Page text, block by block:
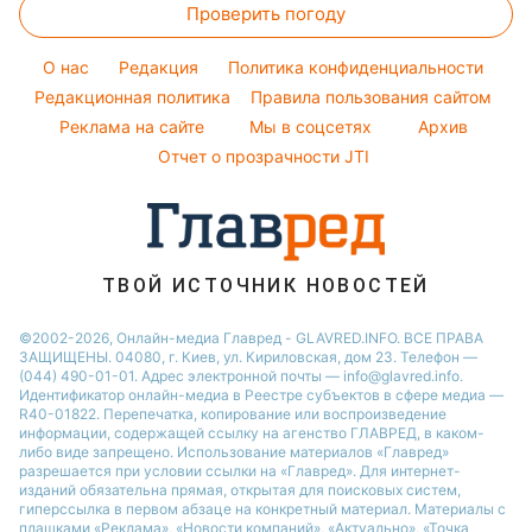
Новости Черкассы
София Ротару
Ольга Сумская
Филипп Киркоров
Праздничное меню
Все о шоу-бизнесе
Погода на завтра
Пылевая буря
Стирка
Авто
Комнатные растения
Проверить погоду
O нас Редакция
Политика конфиденциальности
Редакционная политика
Правила пользования сайтом
Реклама на сайте
Мы в соцсетях
Архив
Отчет о прозрачности JTI
ТВОЙ ИСТОЧНИК НОВОСТЕЙ
©2002-2026, Онлайн-медиа Главред - GLAVRED.INFO. ВСЕ ПРАВА
ЗАЩИЩЕНЫ. 04080, г. Киев, ул. Кириловская, дом 23. Телефон —
(044) 490-01-01. Адрес электронной почты — info@glavred.info.
Идентификатор онлайн-медиа в Реестре cубъектов в сфере медиа —
R40-01822. Перепечатка, копирование или воспроизведение
информации, содержащей ссылку на агенство ГЛАВРЕД, в каком-
либо виде запрещено. Использование материалов «Главред»
разрешается при условии ссылки на «Главред». Для интернет-
изданий обязательна прямая, открытая для поисковых систем,
гиперссылка в первом абзаце на конкретный материал. Материалы с
плашками «Реклама», «Новости компаний», «Актуально», «Точка